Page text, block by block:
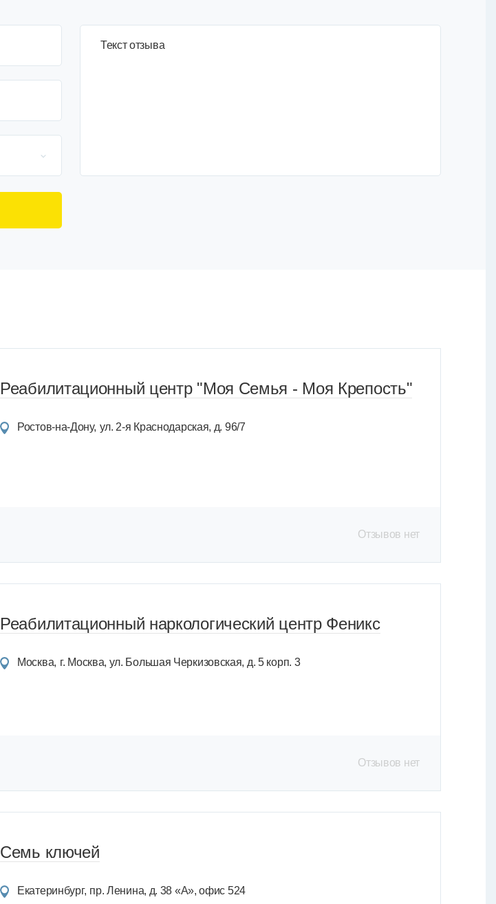
Текст отзыва
3+6=
Реабилитационный центр "Моя Семья - Моя Крепость"
Ростов-на-Дону ул. 2-я Краснодарская, д. 96/7
Отзывов нет
Реабилитационный наркологический центр Феникс
Москва г. Москва, ул. Большая Черкизовская, д. 5 корп. 3
Отзывов нет
Семь ключей
Екатеринбург пр. Ленина, д. 38 «А», офис 524